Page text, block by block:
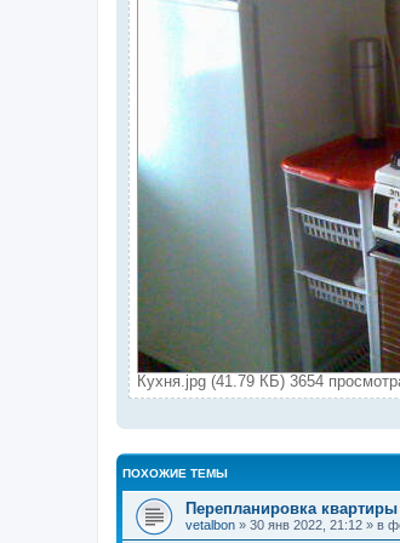
Кухня.jpg (41.79 КБ) 3654
ПОХОЖИЕ ТЕМЫ
Перепланировка квартиры
vetalbon » 30 янв 2022, 21:12 » в